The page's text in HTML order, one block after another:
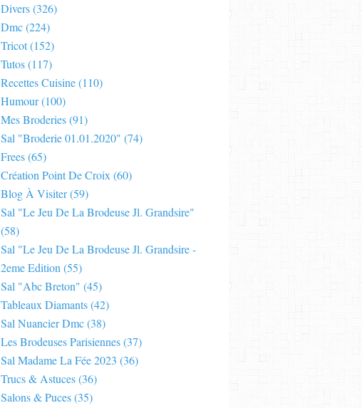
Divers(326)
Dmc(224)
Tricot(152)
Tutos(117)
Recettes Cuisine(110)
Humour(100)
Mes Broderies(91)
Sal "broderie 01.01.2020" (74)
Frees(65)
Création Point De Croix (60)
Blog À Visiter(59)
Sal "le Jeu De La Brodeuse Jl. Grandsire"
(58)
Sal "le Jeu De La Brodeuse Jl. Grandsire -
2eme Edition (55)
Sal "abc Breton" (45)
Tableaux Diamants(42)
Sal Nuancier Dmc(38)
Les Brodeuses Parisiennes(37)
Sal Madame La Fée 2023 (36)
Trucs & Astuces(36)
Salons & Puces(35)